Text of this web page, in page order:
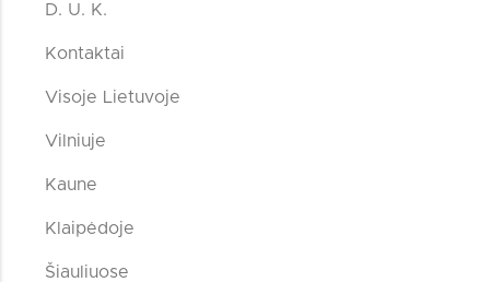
D. U. K.
Kontaktai
Visoje Lietuvoje
Vilniuje
Kaune
Klaipėdoje
Šiauliuose